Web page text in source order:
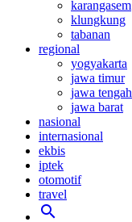
karangasem
klungkung
tabanan
regional
yogyakarta
jawa timur
jawa tengah
jawa barat
nasional
internasional
ekbis
iptek
otomotif
travel
search